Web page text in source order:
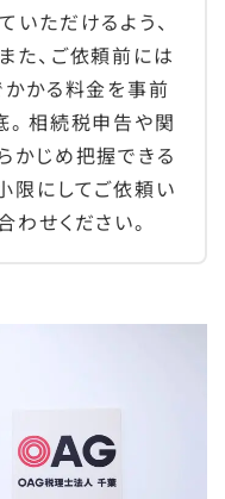
いただけるよう、
た、ご依頼前には
かかる料金を事前
。相続税申告や関
かじめ把握できる
限にしてご依頼い
せください。